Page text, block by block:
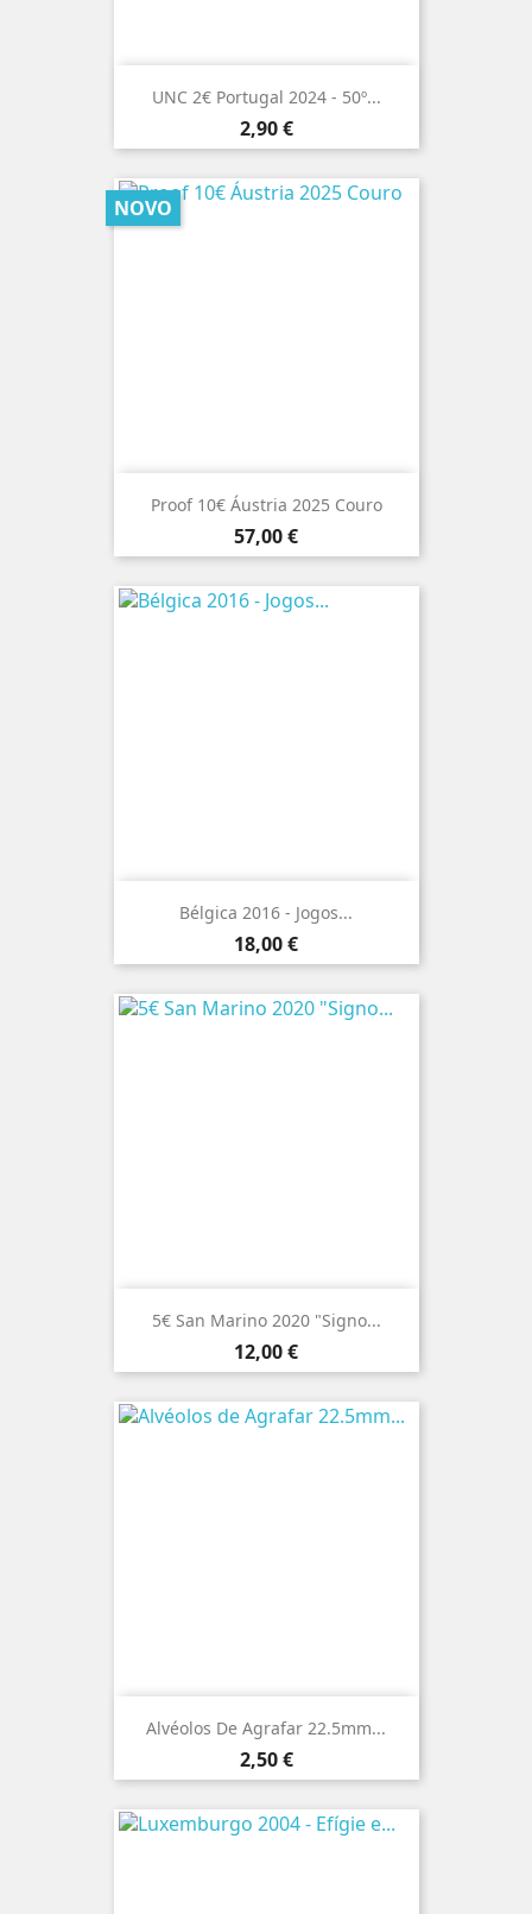
UNC 2€ Portugal 2024 - 50º...
Preço
2,90 €
Proof 10€ Áustria 2025 Couro
Preço
57,00 €
NOVO
Bélgica 2016 - Jogos...
Preço
18,00 €
5€ San Marino 2020 "Signo...
Preço
12,00 €
Alvéolos De Agrafar 22.5mm...
Preço
2,50 €